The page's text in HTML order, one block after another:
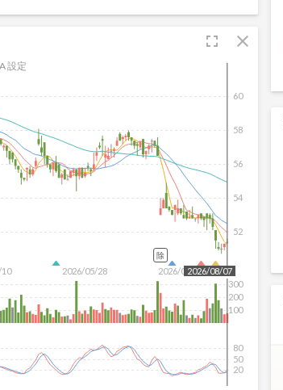
fullscreen close
10 2026/05/28 2026/07/16
52
54
56
58
60
2026/08/07
100
200
300
設定
除
20
50
80